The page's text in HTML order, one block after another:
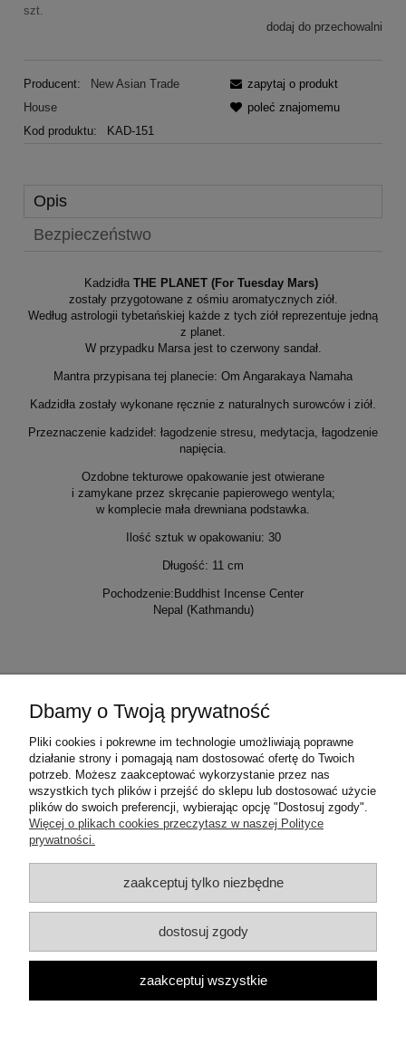
szt.
dodaj do przechowalni
Producent:
New Asian Trade
House
Kod produktu:
KAD-151
zapytaj o produkt
poleć znajomemu
Opis
Bezpieczeństwo
Kadzidła THE PLANET (For Tuesday Mars)
zostały przygotowane z ośmiu aromatycznych ziół.
Według astrologii tybetańskiej każde z tych ziół reprezentuje jedną
z planet.
W przypadku Marsa jest to czerwony sandał.
Mantra przypisana tej planecie: Om Angarakaya Namaha
Kadzidła zostały wykonane ręcznie z naturalnych surowców i ziół.
Przeznaczenie kadzideł: łagodzenie stresu, medytacja, łagodzenie
napięcia.
Ozdobne tekturowe opakowanie jest otwierane
i zamykane przez skręcanie papierowego wentyla;
w komplecie mała drewniana podstawka.
Ilość sztuk w opakowaniu: 30
Długość: 11 cm
Pochodzenie:Buddhist Incense Center
Nepal (Kathmandu)
Warunki zakupów
Moje konto
Informacje o sklepie
Dane teleadresowe:
04-857 Warszawa
E-mail: dzambhala@dzambhala.pl
pokaż pełną wersję strony
Dbamy o Twoją prywatność
Pliki cookies i pokrewne im technologie umożliwiają poprawne
działanie strony i pomagają nam dostosować ofertę do Twoich
potrzeb. Możesz zaakceptować wykorzystanie przez nas
wszystkich tych plików i przejść do sklepu lub dostosować użycie
plików do swoich preferencji, wybierając opcję "Dostosuj zgody".
Więcej o plikach cookies przeczytasz w naszej Polityce
prywatności.
zaakceptuj tylko niezbędne
dostosuj zgody
zaakceptuj wszystkie